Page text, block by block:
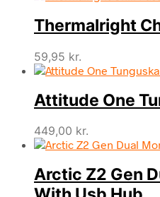
Thermalright
59,95 kr.
Attitude One
449,00 kr.
Arctic Z2 Gen